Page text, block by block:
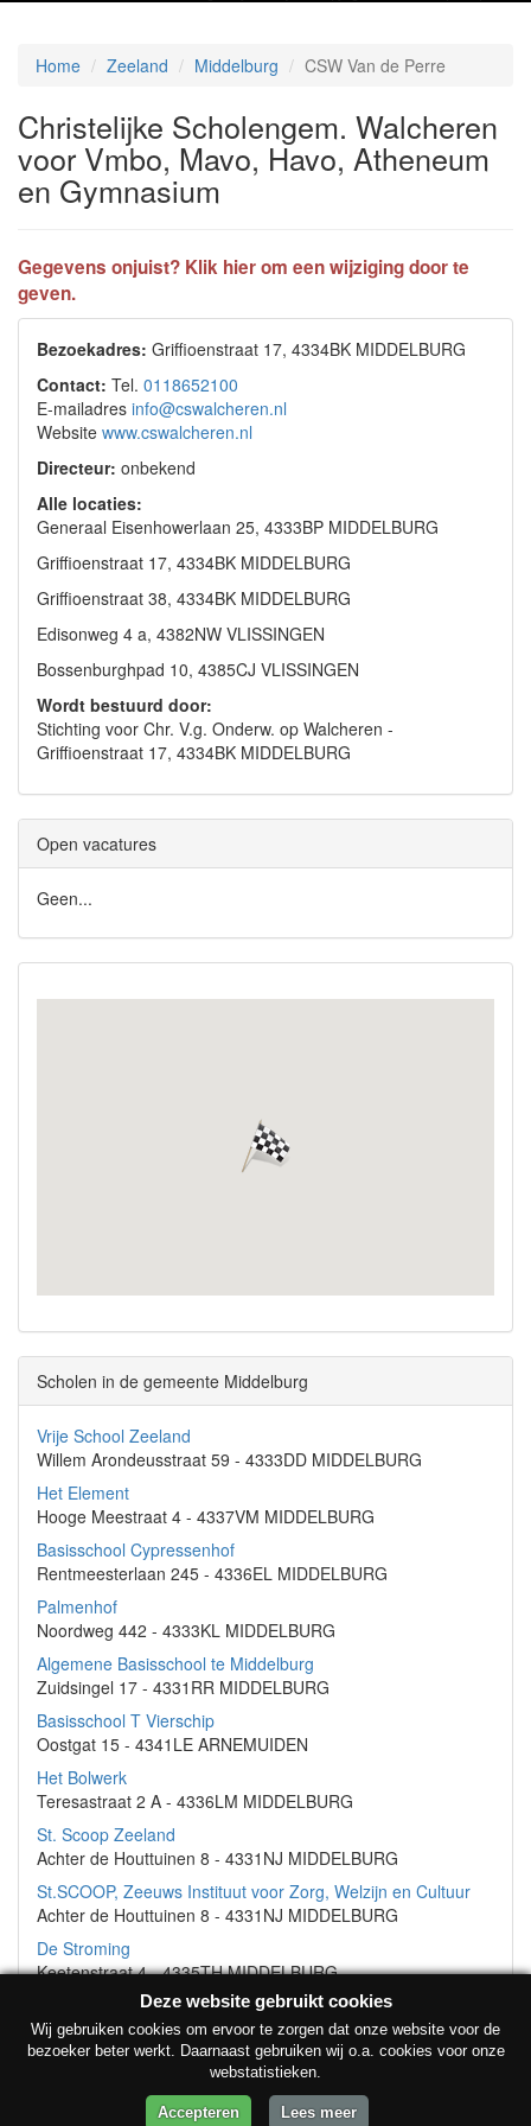
Home Zeeland Middelburg CSW Van de Perre
Christelijke Scholengem. Walcheren
voor Vmbo, Mavo, Havo, Atheneum
en Gymnasium
Gegevens onjuist? Klik hier om een wijziging door te
geven.
Bezoekadres: Griffioenstraat 17, 4334BK MIDDELBURG
Contact: Tel. 0118652100
E-mailadres info@cswalcheren.nl
Website www.cswalcheren.nl
Directeur: onbekend
Alle locaties:
Generaal Eisenhowerlaan 25, 4333BP MIDDELBURG
Griffioenstraat 17, 4334BK MIDDELBURG
Griffioenstraat 38, 4334BK MIDDELBURG
Edisonweg 4 a, 4382NW VLISSINGEN
Bossenburghpad 10, 4385CJ VLISSINGEN
Wordt bestuurd door:
Stichting voor Chr. V.g. Onderw. op Walcheren -
Griffioenstraat 17, 4334BK MIDDELBURG
Open vacatures
Geen...
Scholen in de gemeente Middelburg
Vrije School Zeeland
Willem Arondeusstraat 59 - 4333DD MIDDELBURG
Het Element
Hooge Meestraat 4 - 4337VM MIDDELBURG
Basisschool Cypressenhof
Rentmeesterlaan 245 - 4336EL MIDDELBURG
Palmenhof
Noordweg 442 - 4333KL MIDDELBURG
Algemene Basisschool te Middelburg
Zuidsingel 17 - 4331RR MIDDELBURG
Basisschool T Vierschip
Oostgat 15 - 4341LE ARNEMUIDEN
Het Bolwerk
Teresastraat 2 A - 4336LM MIDDELBURG
St. Scoop Zeeland
Achter de Houttuinen 8 - 4331NJ MIDDELBURG
St.SCOOP, Zeeuws Instituut voor Zorg, Welzijn en Cultuur
Achter de Houttuinen 8 - 4331NJ MIDDELBURG
De Stroming
Keetenstraat 4 - 4335TH MIDDELBURG
© Onderwijsinstellingen 2026 • Contact•Privacyverklaring
Deze website gebruikt cookies
Wij gebruiken cookies om ervoor te zorgen dat onze website voor de
bezoeker beter werkt. Daarnaast gebruiken wij o.a. cookies voor onze
webstatistieken.
Accepteren Lees meer